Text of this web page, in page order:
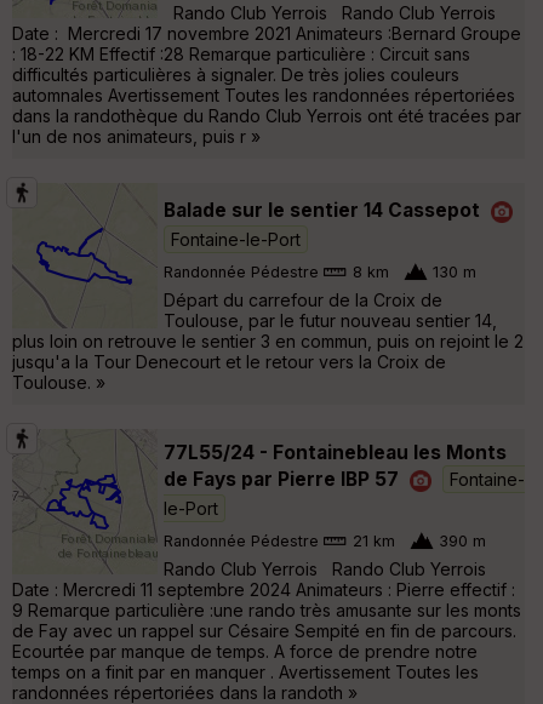
Rando Club Yerrois Rando Club Yerrois
Date : Mercredi 17 novembre 2021 Animateurs :Bernard Groupe
: 18-22 KM Effectif :28 Remarque particulière : Circuit sans
difficultés particulières à signaler. De très jolies couleurs
automnales Avertissement Toutes les randonnées répertoriées
dans la randothèque du Rando Club Yerrois ont été tracées par
l'un de nos animateurs, puis r »
Balade sur le sentier 14 Cassepot
Fontaine-le-Port
Randonnée Pédestre 8 km 130 m
Départ du carrefour de la Croix de
Toulouse, par le futur nouveau sentier 14,
plus loin on retrouve le sentier 3 en commun, puis on rejoint le 2
jusqu'a la Tour Denecourt et le retour vers la Croix de
Toulouse. »
77L55/24 - Fontainebleau les Monts
de Fays par Pierre IBP 57
Fontaine-
le-Port
Randonnée Pédestre 21 km 390 m
Rando Club Yerrois Rando Club Yerrois
Date : Mercredi 11 septembre 2024 Animateurs : Pierre effectif :
9 Remarque particulière :une rando très amusante sur les monts
de Fay avec un rappel sur Césaire Sempité en fin de parcours.
Ecourtée par manque de temps. A force de prendre notre
temps on a finit par en manquer . Avertissement Toutes les
randonnées répertoriées dans la randoth »